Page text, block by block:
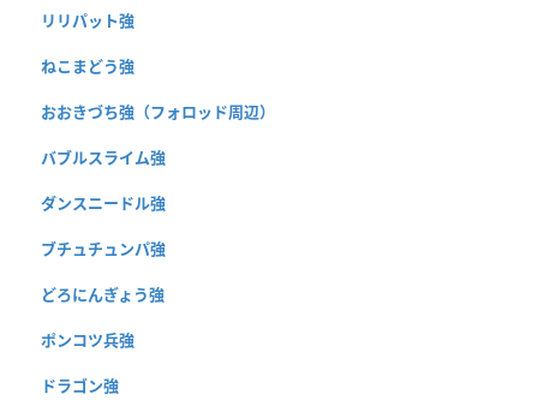
リリパット強
ねこまどう強
おおきづち強（フォロッド周辺）
バブルスライム強
ダンスニードル強
ブチュチュンパ強
どろにんぎょう強
ポンコツ兵強
ドラゴン強